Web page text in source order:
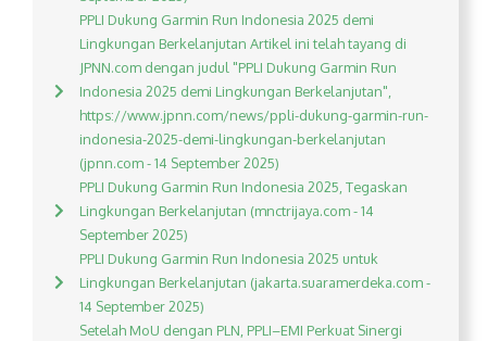
PPLI Dukung Garmin Run Indonesia 2025 demi
Lingkungan Berkelanjutan Artikel ini telah tayang di
JPNN.com dengan judul "PPLI Dukung Garmin Run
Indonesia 2025 demi Lingkungan Berkelanjutan",
https://www.jpnn.com/news/ppli-dukung-garmin-run-
indonesia-2025-demi-lingkungan-berkelanjutan
(jpnn.com - 14 September 2025)
PPLI Dukung Garmin Run Indonesia 2025, Tegaskan
Lingkungan Berkelanjutan (mnctrijaya.com - 14
September 2025)
PPLI Dukung Garmin Run Indonesia 2025 untuk
Lingkungan Berkelanjutan (jakarta.suaramerdeka.com -
14 September 2025)
Setelah MoU dengan PLN, PPLI–EMI Perkuat Sinergi